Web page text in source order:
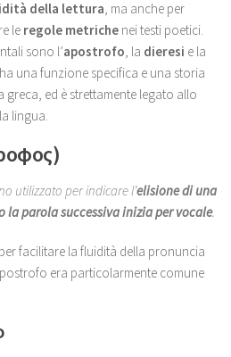
della lettura , ma anche per
le regole metriche nei testi poetici.
sono l’apostrofo , la dieresi e la
una funzione specifica e una storia
greca, ed è strettamente legato allo
lingua.
utilizzato per indicare l’elisione di una
la parola successiva inizia per vocale.
facilitare la fluidità della pronuncia
era particolarmente comune